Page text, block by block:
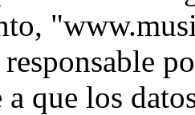
responsable
que los